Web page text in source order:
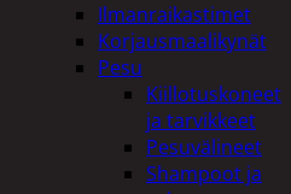
Ilmanraikastimet
Korjausmaalikynät
Pesu
Kiillotuskoneet
ja tarvikkeet
Pesuvälineet
Shampoot ja